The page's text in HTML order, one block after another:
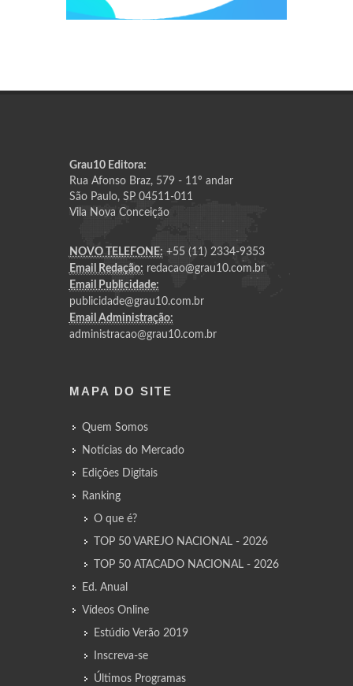
Grau10 Editora:
Rua Afonso Braz, 579 - 11º andar
São Paulo, SP 04511-011
Vila Nova Conceição
NOVO TELEFONE: +55 (11) 2334-9353
Email Redação: redacao@grau10.com.br
Email Publicidade:
publicidade@grau10.com.br
Email Administração:
administracao@grau10.com.br
MAPA DO SITE
Quem Somos
Notícias do Mercado
Edições Digitais
Ranking
O que é?
TOP 50 VAREJO NACIONAL - 2026
TOP 50 ATACADO NACIONAL - 2026
Ed. Anual
Vídeos Online
Estúdio Verão 2019
Inscreva-se
Últimos Programas